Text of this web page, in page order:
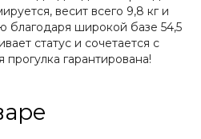
весит всего 9,8 кг и
благодаря широкой базе 54,5
статус и сочетается с
гарантирована!